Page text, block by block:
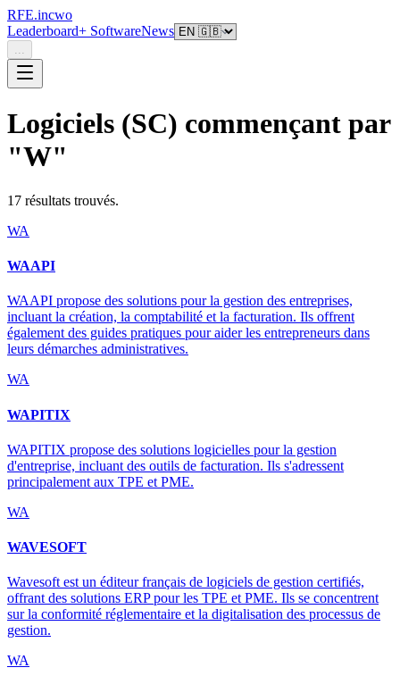
RFE.incwo
Leaderboard+ SoftwareNews
...
Logiciels (SC) commençant par
"W"
17 résultats trouvés.
WA
WAAPI
WAAPI propose des solutions pour la gestion des entreprises,
incluant la création, la comptabilité et la facturation. Ils offrent
également des guides pratiques pour aider les entrepreneurs dans
leurs démarches administratives.
WA
WAPITIX
WAPITIX propose des solutions logicielles pour la gestion
d'entreprise, incluant des outils de facturation. Ils s'adressent
principalement aux TPE et PME.
WA
WAVESOFT
Wavesoft est un éditeur français de logiciels de gestion certifiés,
offrant des solutions ERP pour les TPE et PME. Ils se concentrent
sur la conformité réglementaire et la digitalisation des processus de
gestion.
WA